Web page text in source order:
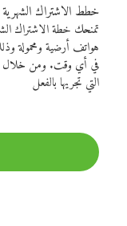
خطط الاشتراك الشهرية
تمنحك خطة الاشتراك
هواتف أرضية ومحمولة
في أي وقت. ومن خلال
التي تجريها بالفعل